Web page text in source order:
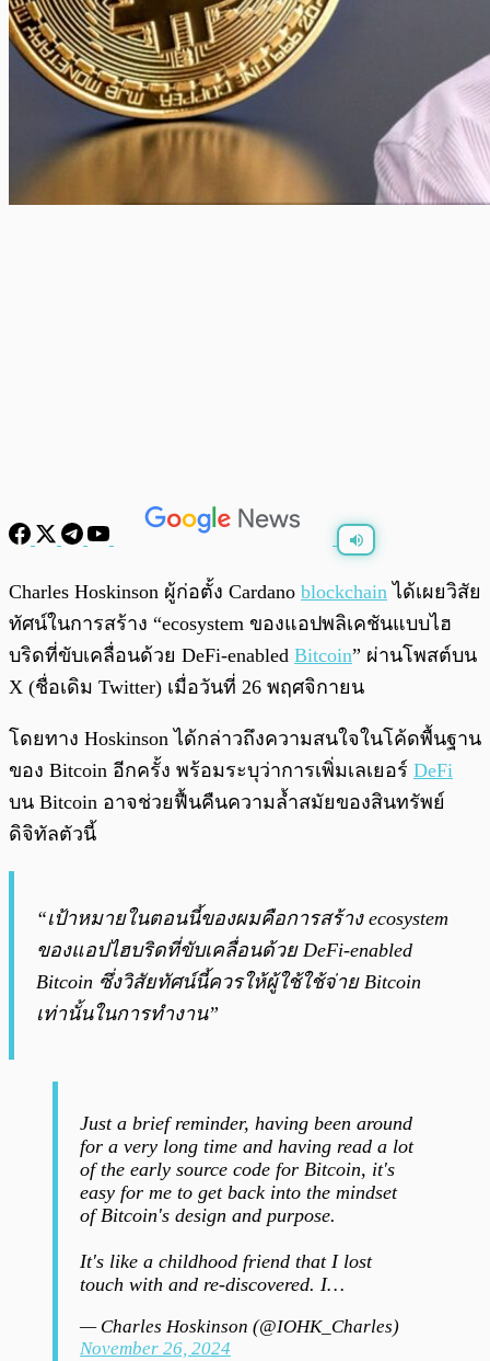
0:00/0:00
Charles Hoskinson ผู้ก่อตั้ง Cardano blockchain ได้เผยวิสัย
ทัศน์ในการสร้าง “ecosystem ของแอปพลิเคชันแบบไฮ
บริดที่ขับเคลื่อนด้วย DeFi-enabled Bitcoin” ผ่านโพสต์บน
X (ชื่อเดิม Twitter) เมื่อวันที่ 26 พฤศจิกายน
โดยทาง Hoskinson ได้กล่าวถึงความสนใจในโค้ดพื้นฐาน
ของ Bitcoin อีกครั้ง พร้อมระบุว่าการเพิ่มเลเยอร์ DeFi
บน Bitcoin อาจช่วยฟื้นคืนความล้ำสมัยของสินทรัพย์
ดิจิทัลตัวนี้
“เป้าหมายในตอนนี้ของผมคือการสร้าง ecosystem
ของแอปไฮบริดที่ขับเคลื่อนด้วย DeFi-enabled
Bitcoin ซึ่งวิสัยทัศน์นี้ควรให้ผู้ใช้ใช้จ่าย Bitcoin
เท่านั้นในการทำงาน”
Just a brief reminder, having been around
for a very long time and having read a lot
of the early source code for Bitcoin, it's
easy for me to get back into the mindset
of Bitcoin's design and purpose.
It's like a childhood friend that I lost
touch with and re-discovered. I…
— Charles Hoskinson (@IOHK_Charles)
November 26, 2024